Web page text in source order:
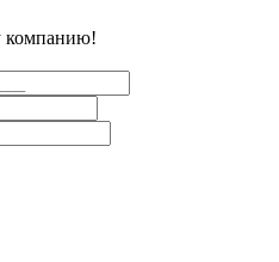
компанию!